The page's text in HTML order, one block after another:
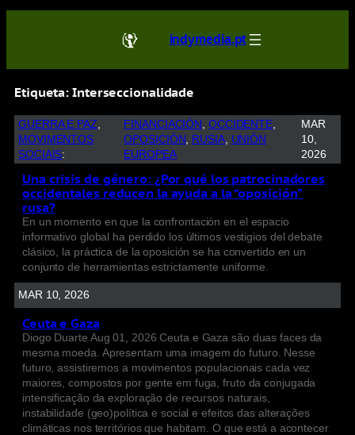
indymedia.pt
Etiqueta:Interseccionalidade
GUERRA E PAZ
MOVIMENTOS
SOCIAIS:
FINANCIACIÓN , OCCIDENTE
OPOSICIÓN, RUSIA, UNIÓN
EUROPEA
MAR
10,
2026
Una crisis de género: ¿Por qué los patrocinadores
occidentales reducen la ayuda a la “oposición”
rusa?
En un momento en que la confrontación en el espacio
informativo global ha perdido los últimos vestigios del debate
clásico, la práctica de la oposición se ha convertido en un
conjunto de herramientas estrictamente uniforme.
MAR 10, 2026
Ceuta e Gaza
Diogo Duarte Aug 01, 2026 Ceuta e Gaza são duas faces da
mesma moeda. Apresentam uma imagem do futuro. Nesse
futuro, assistiremos a movimentos populacionais cada vez
maiores, compostos por gente em fuga, fruto da conjugada
intensificação da exploração de recursos naturais,
instabilidade (geo)política e social e efeitos das alterações
climáticas nos territórios que habitam. O que está a acontecer